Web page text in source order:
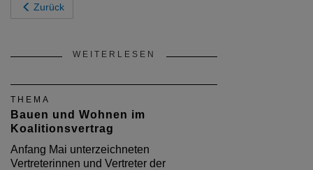
Zurück
WEITERLESEN
THEMA
Bauen und Wohnen im
Koalitionsvertrag
Anfang Mai unterzeichneten
Vertreterinnen und Vertreter der